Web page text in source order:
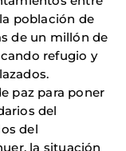
población de
de un millón de
refugio y
paz para poner
del
del
la situación